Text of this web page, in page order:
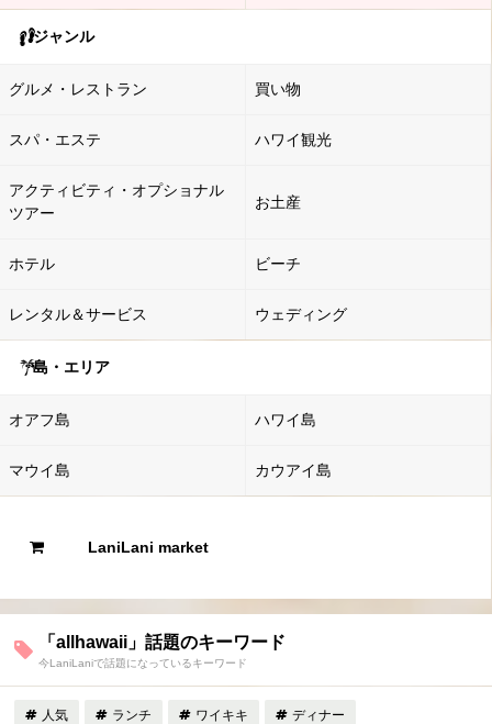
ジャンル
グルメ・レストラン 買い物
スパ・エステ ハワイ観光
アクティビティ・オプショナル
ツアー
お土産
ホテル ビーチ
レンタル＆サービス ウェディング
島・エリア
オアフ島 ハワイ島
マウイ島 カウアイ島
LaniLani market
「allhawaii」話題のキーワード
今LaniLaniで話題になっているキーワード
人気 ランチ ワイキキ ディナー